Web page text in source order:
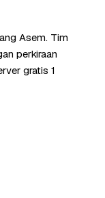
Asem. Tim
perkiraan
gratis 1